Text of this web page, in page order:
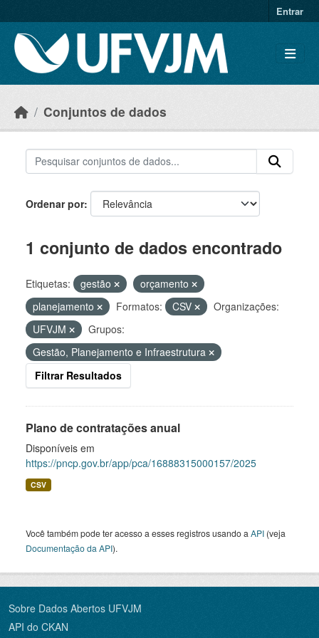
Entrar
Conjuntos de dados
Ordenar por
1 conjunto de dados encontrado
Etiquetas: gestão
orçamento
planejamento
Formatos: CSV
Organizações:
UFVJM
Grupos:
Gestão, Planejamento e Infraestrutura
Filtrar Resultados
Plano de contratações anual
Disponíveis em
https://pncp.gov.br/app/pca/16888315000157/2025
CSV
Você também pode ter acesso a esses registros usando a API (veja
Documentação da API).
Sobre Dados Abertos UFVJM
API do CKAN